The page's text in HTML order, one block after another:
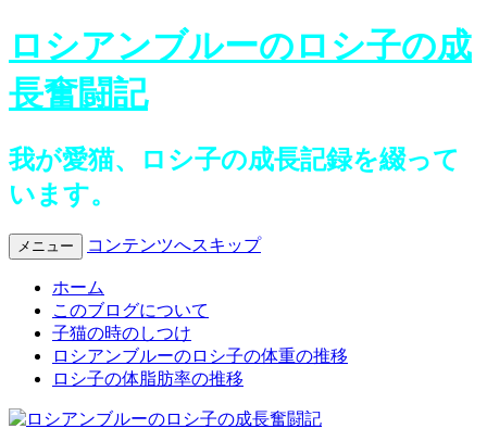
ロシアンブルーのロシ子の成
長奮闘記
我が愛猫、ロシ子の成長記録を綴って
います。
メニュー コンテンツへスキップ
ホーム
このブログについて
子猫の時のしつけ
ロシアンブルーのロシ子の体重の推移
ロシ子の体脂肪率の推移